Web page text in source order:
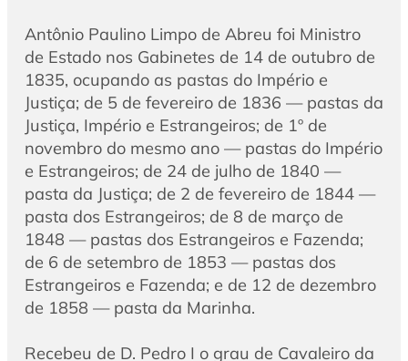
Antônio Paulino Limpo de Abreu foi Ministro
de Estado nos Gabinetes de 14 de outubro de
1835, ocupando as pastas do Império e
Justiça; de 5 de fevereiro de 1836 — pastas da
Justiça, Império e Estrangeiros; de 1º de
novembro do mesmo ano — pastas do Império
e Estrangeiros; de 24 de julho de 1840 —
pasta da Justiça; de 2 de fevereiro de 1844 —
pasta dos Estrangeiros; de 8 de março de
1848 — pastas dos Estrangeiros e Fazenda;
de 6 de setembro de 1853 — pastas dos
Estrangeiros e Fazenda; e de 12 de dezembro
de 1858 — pasta da Marinha.
Recebeu de D. Pedro I o grau de Cavaleiro da